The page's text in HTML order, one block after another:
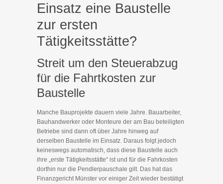
Einsatz eine Baustelle
zur ersten
Tätigkeitsstätte?
Streit um den Steuerabzug
für die Fahrtkosten zur
Baustelle
Manche Bauprojekte dauern viele Jahre. Bauarbeiter,
Bauhandwerker oder Monteure der am Bau beteiligten
Betriebe sind dann oft über Jahre hinweg auf
derselben Baustelle im Einsatz. Daraus folgt jedoch
keineswegs automatisch, dass diese Baustelle auch
ihre „erste Tätigkeitsstätte“ ist und für die Fahrkosten
dorthin nur die Pendlerpauschale gilt. Das hat das
Finanzgericht Münster vor einiger Zeit wieder bestätigt